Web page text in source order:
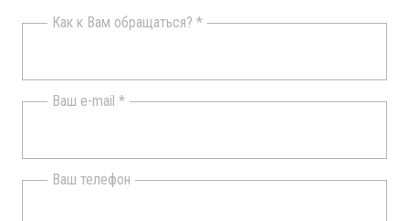
Как к Вам обращаться? *
Ваш e-mail *
Ваш телефон